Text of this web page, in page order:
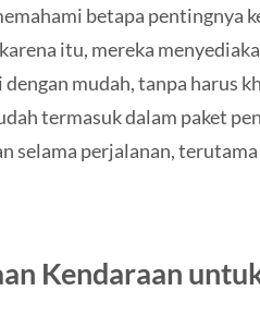
betapa pentingnya
itu, mereka
dengan mudah, tanpa harus
termasuk dalam paket
selama perjalanan,
Kendaraan